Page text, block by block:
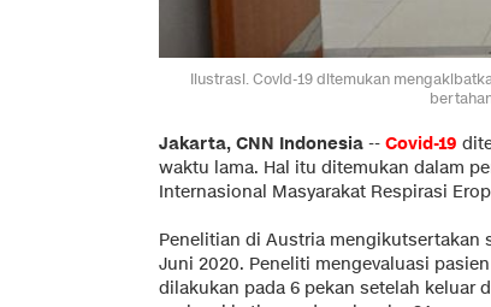
Ilustrasi. Covid-19 ditemukan
Jakarta, CNN Indonesia -- Covid-19
waktu lama. Hal itu ditemukan dalam
Internasional Masyarakat Respirasi
Penelitian di Austria mengikutsertakan
Juni 2020. Peneliti mengevaluasi
dilakukan pada 6 pekan setelah keluar